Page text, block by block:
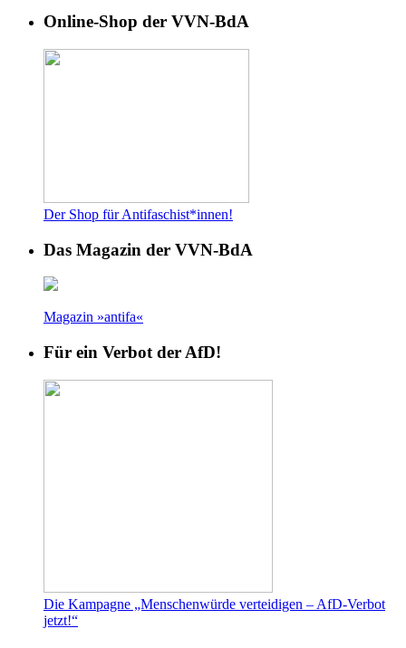
Online-Shop der VVN-BdA
Der Shop für Antifaschist*innen!
Das Magazin der VVN-BdA
Magazin »antifa«
Für ein Verbot der AfD!
Die Kampagne „Menschenwürde verteidigen – AfD-Verbot
jetzt!“